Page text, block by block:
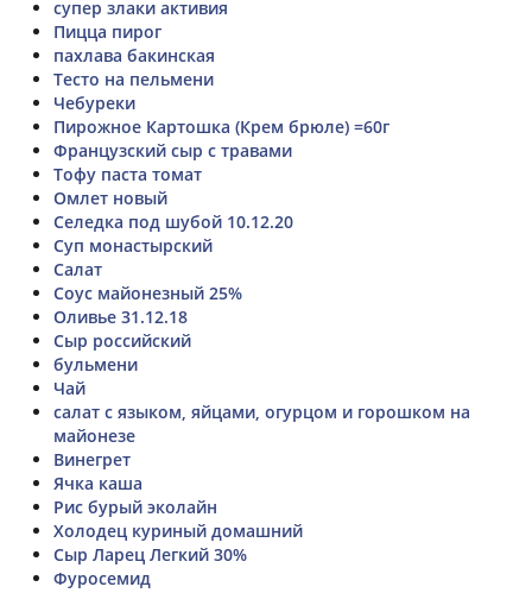
супер злаки активия
Пицца пирог
пахлава бакинская
Тесто на пельмени
Чебуреки
Пирожное Картошка (Крем брюле) =60г
Французский сыр с травами
Тофу паста томат
Омлет новый
Селедка под шубой 10.12.20
Суп монастырский
Салат
Соус майонезный 25%
Оливье 31.12.18
Сыр российский
бульмени
Чай
салат с языком, яйцами, огурцом и горошком на
майонезе
Винегрет
Ячка каша
Рис бурый эколайн
Холодец куриный домашний
Сыр Ларец Легкий 30%
Фуросемид